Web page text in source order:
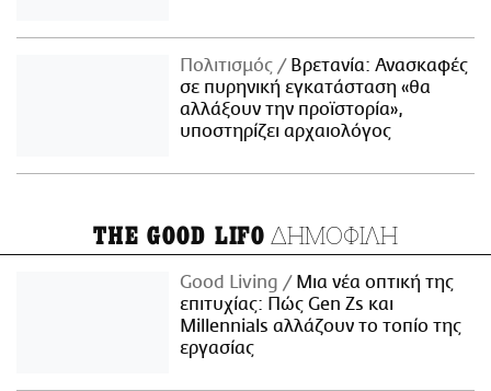
Πολιτισμός
Βρετανία: Ανασκαφές
σε πυρηνική εγκατάσταση «θα
αλλάξουν την προϊστορία»,
υποστηρίζει αρχαιολόγος
THE GOOD LIFO ΔΗΜΟΦΙΛΗ
Good Living
Μια νέα οπτική της
επιτυχίας: Πώς Gen Zs και
Millennials αλλάζουν το τοπίο της
εργασίας